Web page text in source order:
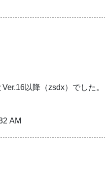
以降（zsdx）でした。
AM